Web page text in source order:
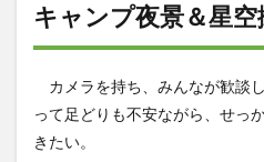
キャンプ夜景＆星空
カメラを持ち、みんなが歓談
って足どりも不安ながら、せっ
きたい。